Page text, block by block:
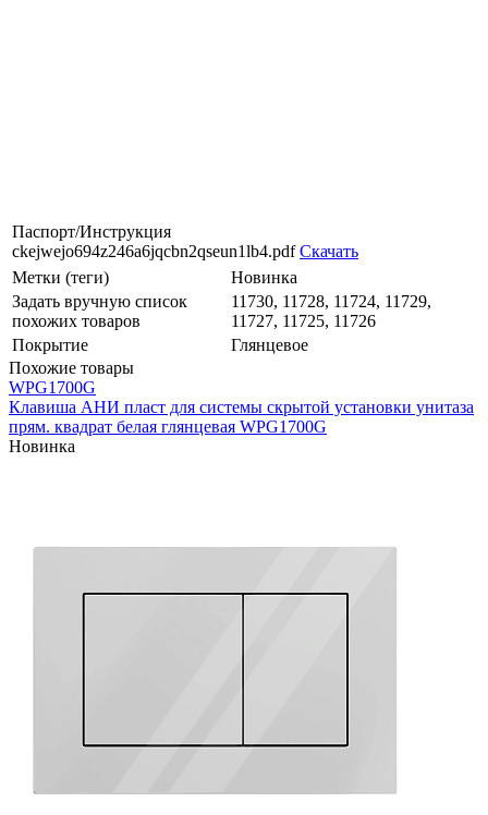
Паспорт/Инструкция
ckejwejo694z246a6jqcbn2qseun1lb4.pdfСкачать
Метки (теги)
Новинка
Задать вручную список
похожих товаров
11730, 11728, 11724, 11729,
11727, 11725, 11726
Покрытие
Глянцевое
Похожие товары
WPG1700G
Клавиша АНИ пласт для системы скрытой установки унитаза
прям. квадрат белая глянцевая WPG1700G
Новинка